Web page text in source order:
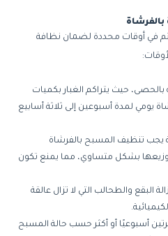
في أوقات محددة لضمان نظافة
حيث يتراكم الغبار بكميات
يومي لمدة أسبوعين إلى ثلاثة أسابيع
يجب تنظيف المسبح بالفرشاة
بشكل متساوي، مما يمنع تكون
البقع والطحالب التي لا تزال عالقة
أسبوعيًا أو أكثر حسب حالة المسبح